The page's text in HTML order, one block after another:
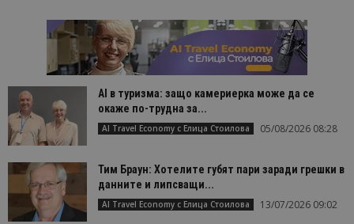
AI в туризма: защо камериерка може да се
окаже по-трудна за...
AI Travel Economy с Елица Стоилова 05/08/2026 08:28
Тим Браун: Хотелите губят пари заради грешки в
данните и липсващи...
AI Travel Economy с Елица Стоилова 13/07/2026 09:02